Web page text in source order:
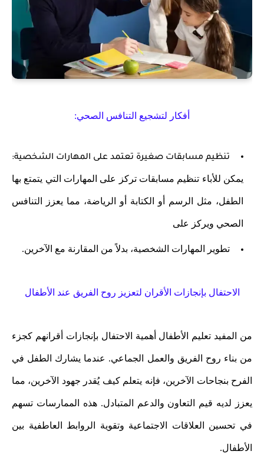
أفكار لتشجيع التنافس الصحي:
تنظيم مسابقات صغيرة تعتمد على المهارات الشخصية:
يمكن للأباء تنظيم مسابقات تركز على المهارات التي يتمتع بها
الطفل، مثل الرسم أو الكتابة أو الرياضة، مما يعزز التنافس
الصحي ويركز على
تطوير المهارات الشخصية، بدلاً من المقارنة مع الآخرين.
الاحتفال بإنجازات الأقران لتعزيز روح الفريق عند الأطفال
من المفيد تعليم الأطفال أهمية الاحتفال بإنجازات أقرانهم كجزء
من بناء روح الفريق والعمل الجماعي. عندما يشارك الطفل في
الفرح بنجاحات الآخرين، فإنه يتعلم كيف يُقدر جهود الآخرين، مما
يعزز لديه قيم التعاون والدعم المتبادل. هذه الممارسات تسهم
في تحسين العلاقات الاجتماعية وتقوية الروابط العاطفية بين
الأطفال.